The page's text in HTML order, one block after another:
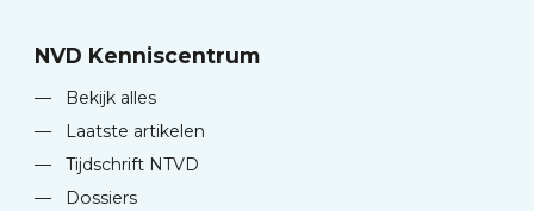
NVD Kenniscentrum
—
Bekijk alles
—
Laatste artikelen
—
Tijdschrift NTVD
—
Dossiers